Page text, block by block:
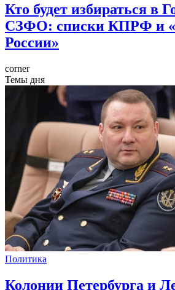
Кто будет избираться в
СЗФО: списки КПРФ и
России»
corner
Темы дня
Политика
Колонии Петербурга и